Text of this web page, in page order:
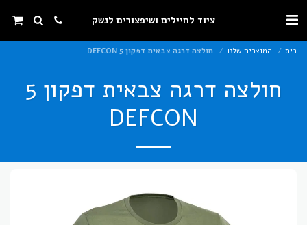
ציוד לחיילים ושיפצורים לנשק
בית המוצרים שלנו חולצה דרגה צבאית דפקון 5 DEFCON
חולצה דרגה צבאית דפקון 5
DEFCON